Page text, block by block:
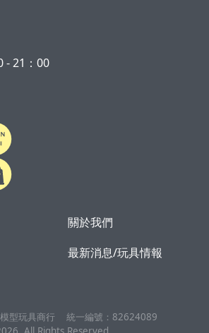
- 21：00
關於我們
最新消息/玩具情報
型玩具商行 統一編號： 82624089